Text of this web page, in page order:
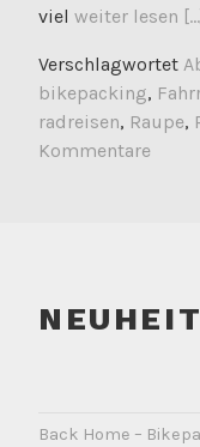
viel weiter lesen
Verschlagwortet
bikepacking,
radreisen, Raupe,
Kommentare
Back Home –